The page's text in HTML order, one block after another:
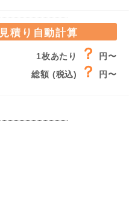
見積り自動計算
1枚あたり ？
円〜
総額 (税込)
？ 円〜